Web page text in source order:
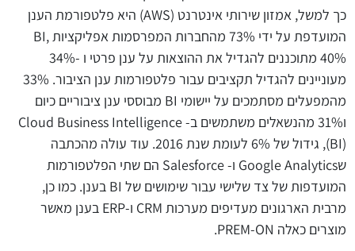
כך למשל, אמזון שירותי אינטרנט (AWS) היא פלטפורמת הענן
המועדפת על ידי 73% מהחברות המפרסמות אפליקציות BI,
40% מתוכננים להגדיל את ההוצאות על ענן פרטי ו -34%
מעוניינים להגדיל תקציבים עבור פלטפורמות ענן הציבור. 33%
מהמפעלים מסתמכים על יישומי BI מבוססי ענן ציבוריים כיום
ו31% מהנשאלים משתמשים ב- Cloud Business Intelligence
(BI), גידול של 6% לעומת שנת 2016. עוד עולה מהכתבה
שGoogle Analytics ו- Salesforce הם שתי הפלטפורמות
המועדפות של צד שלישי עבור שימושים של BI בענן. כמו כן,
מרבית הארגונים מעדיפים מערכות CRM ו-ERP בענן מאשר
מוצרים כאלה PREM-ON.